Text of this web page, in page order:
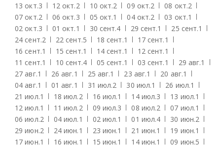
13 окт.3 12 окт.2 10 окт.2 09 окт.2 08 окт.2
07 окт.2 06 окт.3 05 окт.1 04 окт.2 03 окт.1
02 окт.3 01 окт.1 30 сент.4 29 сент.1 25 сент.1
24 сент.2 22 сент.5 18 сент.1 17 сент.1
16 сент.1 15 сент.1 14 сент.1 12 сент.1
11 сент.1 10 сент.4 05 сент.1 03 сент.1 29 авг.1
27 авг.1 26 авг.1 25 авг.1 23 авг.1 20 авг.1
04 авг.1 01 авг.1 31 июл.2 30 июл.1 26 июл.1
21 июл.1 18 июл.2 16 июл.1 14 июл.3 13 июл.1
12 июл.1 11 июл.2 09 июл.3 08 июл.2 07 июл.1
06 июл.2 04 июл.1 02 июл.1 01 июл.4 30 июн.2
29 июн.2 24 июн.1 23 июн.1 21 июн.1 19 июн.1
17 июн.1 16 июн.1 15 июн.1 14 июн.1 09 июн.5